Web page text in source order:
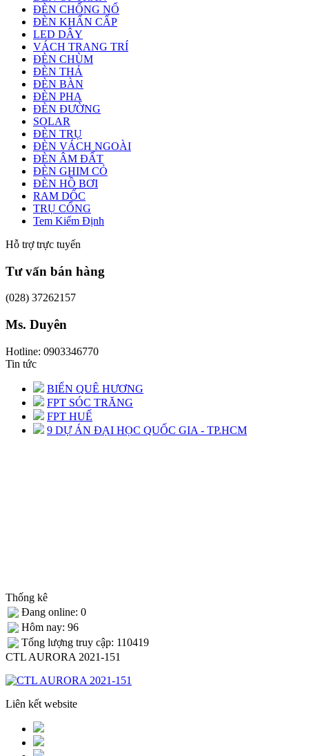
ĐÈN CHỐNG NỔ
ĐÈN KHẨN CẤP
LED DÂY
VÁCH TRANG TRÍ
ĐÈN CHÙM
ĐÈN THẢ
ĐÈN BÀN
ĐÈN PHA
ĐÈN ĐƯỜNG
SOLAR
ĐÈN TRỤ
ĐÈN VÁCH NGOÀI
ĐÈN ÂM ĐẤT
ĐÈN GHIM CỎ
ĐÈN HỒ BƠI
RAM DỐC
TRỤ CỔNG
Tem Kiểm Định
Hỗ trợ trực tuyến
Tư vấn bán hàng
(028) 37262157
Ms. Duyên
Hotline: 0903346770
Tin tức
BIỂN QUÊ HƯƠNG
FPT SÓC TRĂNG
FPT HUẾ
9 DỰ ÁN ĐẠI HỌC QUỐC GIA - TP.HCM
Thống kê
Đang online: 0
Hôm nay: 96
Tống lượng truy cập: 110419
CTL AURORA 2021-151
Liên kết website